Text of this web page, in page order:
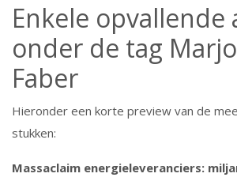
Enkele opvallende
onder de tag
Faber
Hieronder een korte preview van de
stukken:
Massaclaim energieleveranciers: